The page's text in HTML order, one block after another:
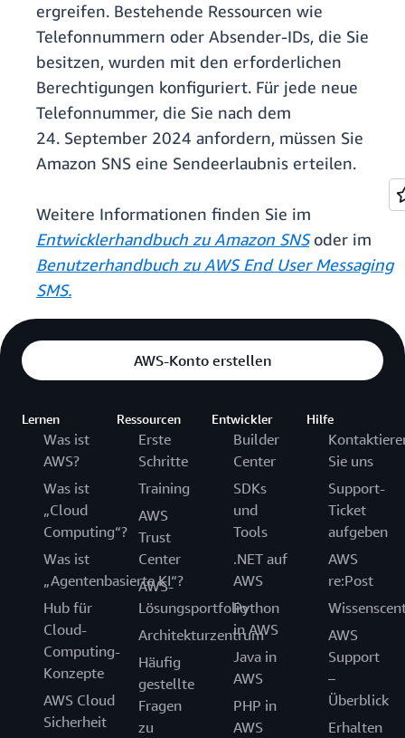
ergreifen. Bestehende Ressourcen wie
Telefonnummern oder Absender-IDs, die Sie
besitzen, wurden mit den erforderlichen
Berechtigungen konfiguriert. Für jede neue
Telefonnummer, die Sie nach dem
24. September 2024 anfordern, müssen Sie
Amazon SNS eine Sendeerlaubnis erteilen.
Weitere Informationen finden Sie im
Entwicklerhandbuch zu Amazon SNSoder im
Benutzerhandbuch zu AWS End User Messaging
SMS.
AWS-Konto erstellen
Lernen
Was ist
AWS?
Was ist
„Cloud
Computing“?
Was ist
„Agentenbasierte KI“?
Hub für
Cloud-
Computing-
Konzepte
AWS Cloud
Sicherheit
Ressourcen
Erste
Schritte
Training
AWS
Trust
Center
AWS-
Lösungsportfolio
Architekturzentrum
Häufig
gestellte
Fragen
zu
Entwickler
Builder
Center
SDKs
und
Tools
.NET auf
AWS
Python
in AWS
Java in
AWS
PHP in
AWS
Hilfe
Sie uns
Support-
Ticket
aufgeben
AWS
re:Post
AWS
Support
–
Überblick
Erhalten